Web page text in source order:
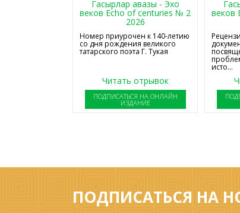
Гасырлар авазы - Эхо
веков Echo of centuries № 2
2026
Номер приурочен к 140-летию
со дня рождения великого
татарского поэта Г. Тукая
Читать отрывок
ПОДПИСАТЬСЯ НА ОНЛАЙН
ИЗДАНИЕ
веков
исто...
ПОДПИСАТЬСЯ НА